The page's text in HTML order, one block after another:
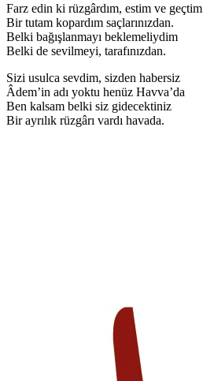
Farz edin ki rüzgârdım, estim ve geçtim
Bir tutam kopardım saçlarınızdan.
Belki bağışlanmayı beklemeliydim
Belki de sevilmeyi, tarafınızdan.
Sizi usulca sevdim, sizden habersiz
Âdem’in adı yoktu henüz Havva’da
Ben kalsam belki siz gidecektiniz
Bir ayrılık rüzgârı vardı havada.